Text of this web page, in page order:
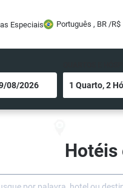
Especiais Português , BR /R$
Hotéis